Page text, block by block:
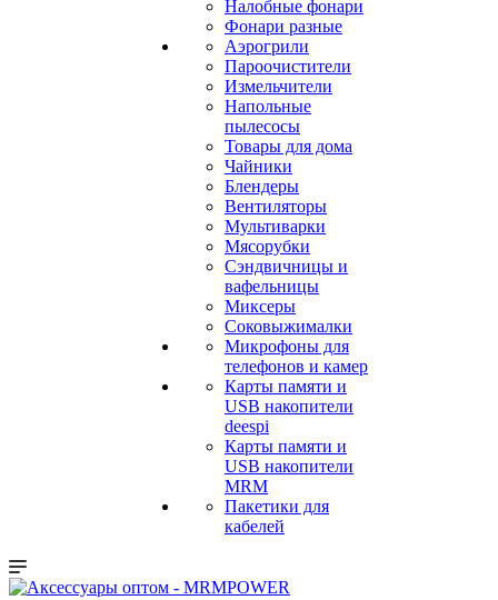
Налобные фонари
Фонари разные
Аэрогрили
Пароочистители
Измельчители
Напольные
пылесосы
Товары для дома
Чайники
Блендеры
Вентиляторы
Мультиварки
Мясорубки
Сэндвичницы и
вафельницы
Миксеры
Соковыжималки
Микрофоны для
телефонов и камер
Карты памяти и
USB накопители
deespi
Карты памяти и
USB накопители
MRM
Пакетики для
кабелей